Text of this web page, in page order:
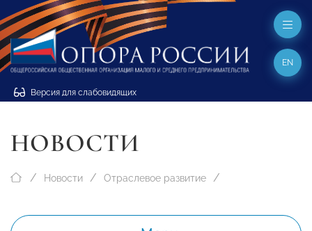
Версия для слабовидящих
EN
НОВОСТИ
Новости Отраслевое развитие